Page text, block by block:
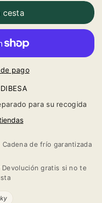
cesta
pago
para su recogida
de frío garantizada
gratis si no te